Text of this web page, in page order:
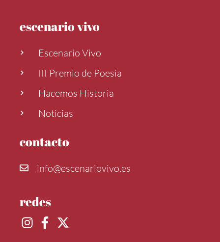
escenario vivo
Escenario Vivo
III Premio de Poesía
Hacemos Historia
Noticias
contacto
info@escenariovivo.es
redes